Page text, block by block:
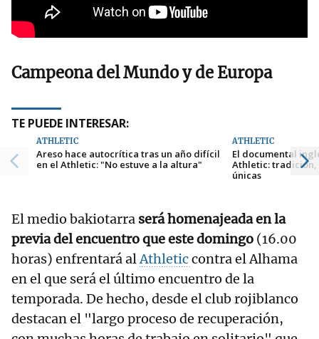
Campeona del Mundo y de Europa
TE PUEDE INTERESAR:
ATHLETIC
Areso hace autocrítica tras un año difícil
en el Athletic: "No estuve a la altura"
ATHLETIC
El documental
Athletic:
únicas
El medio bakiotarra será homenajeada en la
previa del encuentro que este domingo (16.00
horas) enfrentará alAthleticcontra el Alhama
en el que será el último encuentro de la
temporada. De hecho, desde el club rojiblanco
destacan el "largo proceso de recuperación,